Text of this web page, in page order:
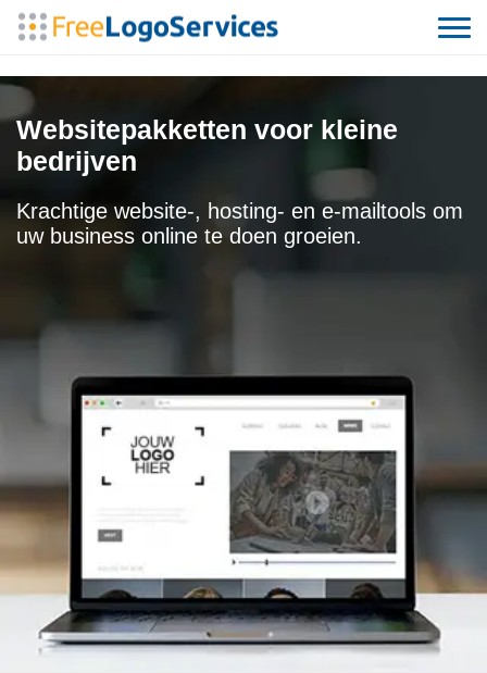
Websitepakketten voor kleine
bedrijven
Krachtige website-, hosting- en e-mailtools om
uw business online te doen groeien.